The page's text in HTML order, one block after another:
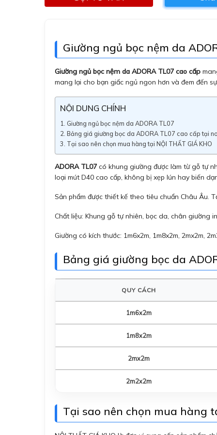
Giường ngủ bọc nệm da
Giường ngủ bọc nệm da ADORA TL07 cao cấp
mang lại cho bạn giấc ngủ ngon hơn và đem đến
NỘI DUNG CHÍNH
Giường ngủ bọc nệm da ADORA TL07
Bảng giá giường bọc da ADORA TL07 cao cấp tại
Tại sao nên chọn mua hàng tại NỘI THẤT GIÁ KHO
ADORA TL07 có khung giường được làm từ gỗ tự
loại mút D40 cao cấp, không bị xẹp lún hay biến
Sản phẩm được thiết kế theo tiêu chuẩn Châu Âu.
Chất liệu: Khung gỗ tự nhiên, bọc da, chân giường
Giường có kích thước: 1m6x2m, 1m8x2m, 2mx2m,
Bảng giá giường bọc da
QUY CÁCH
1m6x2m
1m8x2m
2mx2m
2m2x2m
Tại sao nên chọn mua hàng